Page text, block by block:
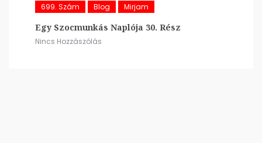
699. Szám Blog Mirjam
Egy Szocmunkás Naplója 30. Rész
Nincs Hozzászólás